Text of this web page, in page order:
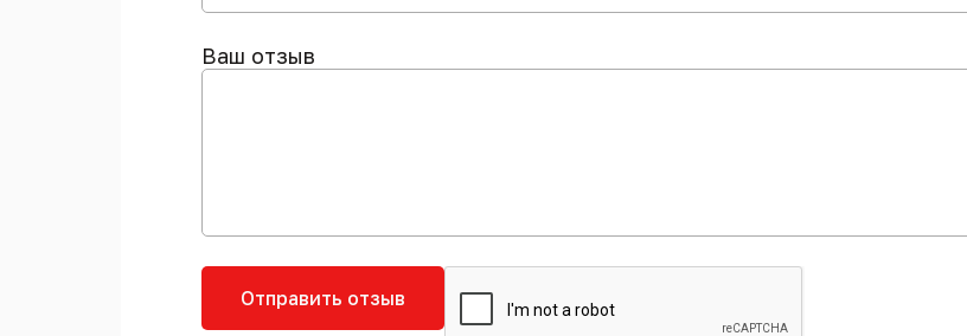
Ваш отзыв
Отправить отзыв